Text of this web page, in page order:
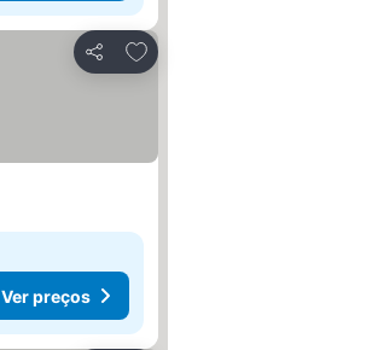
Partilhar
Adicionar aos favoritos
Ver preços